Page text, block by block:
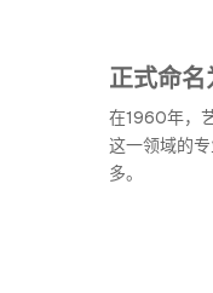
正式命
在1960年，
这一领域的
多。